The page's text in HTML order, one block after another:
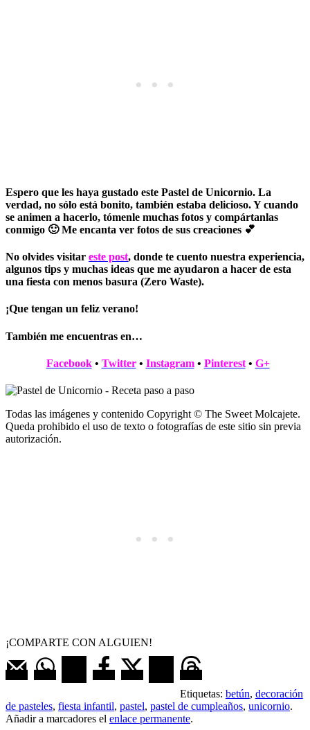
Espero que les haya gustado este Pastel de Unicornio. La
verdad, no sólo está bonito, también estaba delicioso. Y cuando
se animen a hacerlo, tómenle muchas fotos y compártanlas
conmigo 🙂 Me encanta ver fotos de sus creaciones 💕
No olvides visitar este post, donde te cuento nuestra experiencia,
algunos tips y muchas ideas que me ayudaron a hacer de esta
una fiesta con menos basura (Zero Waste).
¡Que tengan un feliz verano!
También me encuentras en…
Facebook• Twitter• Instagram• Pinterest• G+
Todas las imágenes y contenido Copyright © The Sweet Molcajete.
Queda prohibido el uso de texto o fotografías de este sitio sin previa
autorización.
¡COMPARTE CON ALGUIEN!
Etiquetas: betún, decoración
de pasteles, fiesta infantil, pastel, pastel de cumpleaños, unicornio.
Añadir a marcadores el enlace permanente.